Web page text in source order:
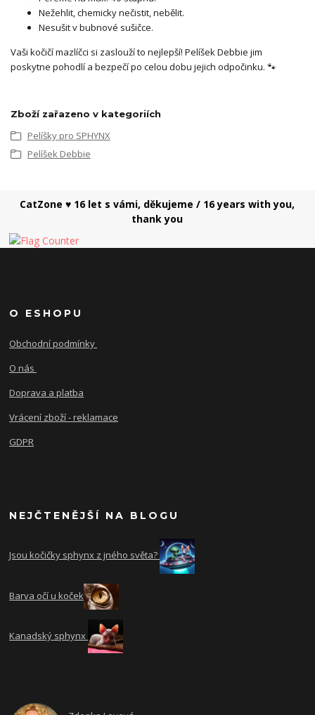
Nežehlit, chemicky nečistit, nebělit.
Nesušit v bubnové sušičce.
Vaši kočičí mazlíčci si zaslouží to nejlepší! Pelíšek Debbie jim
poskytne pohodlí a bezpečí po celou dobu jejich odpočinku. 🐾
Zboží zařazeno v kategoriích
Pelíšky pro SPHYNX
Pelíšek Debbie
CatZone ♥ 16 let s vámi, děkujeme / 16 years with you,
thank you
O ESHOPU
Obchodní podmínky
O nás
Doprava a platba
Vrácení zboží - reklamace
GDPR
NEJČTENĚJŠÍ NA BLOGU
Jsou kočičky sphynx z jného světa?
Barva očí u koček
Kanadský sphynx